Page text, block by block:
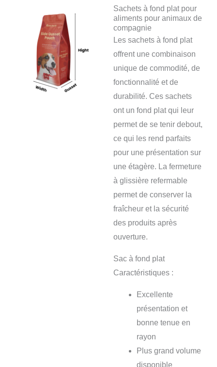
Sachets à fond plat pour
aliments pour animaux de
compagnie
Les sachets à fond plat
offrent une combinaison
unique de commodité, de
fonctionnalité et de
durabilité. Ces sachets
ont un fond plat qui leur
permet de se tenir debout,
ce qui les rend parfaits
pour une présentation sur
une étagère. La fermeture
à glissière refermable
permet de conserver la
fraîcheur et la sécurité
des produits après
ouverture.
Sac à fond plat
Caractéristiques :
Excellente
présentation et
bonne tenue en
rayon
Plus grand volume
disponible